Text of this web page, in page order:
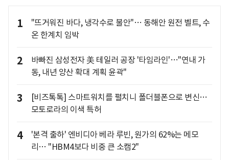
1
"뜨거워진 바다, 냉각수로 불안"… 동해안 원전 벨트, 수
온 한계치 임박
2
바빠진 삼성전자 美 테일러 공장 '타임라인'…"연내 가
동, 내년 양산 확대 계획 윤곽"
3
[비즈톡톡] 스마트워치를 펼치니 폴더블폰으로 변신…
모토로라의 이색 특허
4
'본격 출하' 엔비디아 베라 루빈, 원가의 62%는 메모
리… "HBM4보다 비중 큰 소캠2"